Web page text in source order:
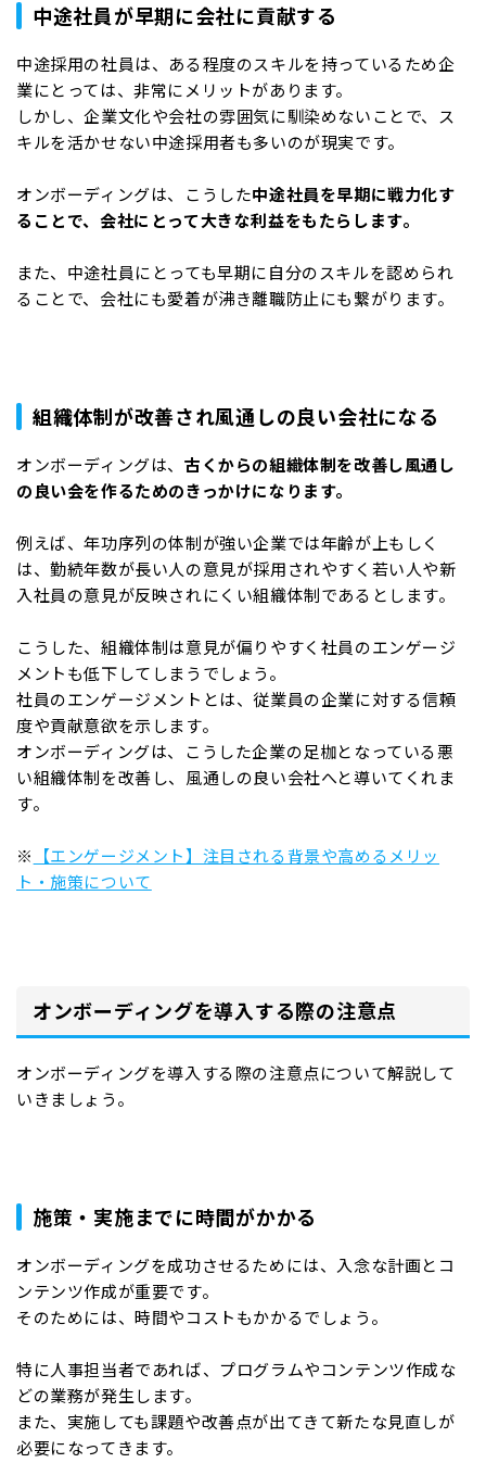
中途社員が早期に会社に貢献する
中途採用の社員は、ある程度のスキルを持っているため企
業にとっては、非常にメリットがあります。
しかし、企業文化や会社の雰囲気に馴染めないことで、ス
キルを活かせない中途採用者も多いのが現実です。
オンボーディングは、こうした中途社員を早期に戦力化す
ることで、会社にとって大きな利益をもたらします。
また、中途社員にとっても早期に自分のスキルを認められ
ることで、会社にも愛着が沸き離職防止にも繋がります。
組織体制が改善され風通しの良い会社になる
オンボーディングは、 古くからの組織体制を改善し風通し
の良い会を作るためのきっかけになります。
例えば、年功序列の体制が強い企業では年齢が上もしく
は、勤続年数が長い人の意見が採用されやすく若い人や新
入社員の意見が反映されにくい組織体制であるとします。
こうした、組織体制は意見が偏りやすく社員のエンゲージ
メントも低下してしまうでしょう。
社員のエンゲージメントとは、従業員の企業に対する信頼
度や貢献意欲を示します。
オンボーディングは、こうした企業の足枷となっている悪
い組織体制を改善し、風通しの良い会社へと導いてくれま
す。
※
【エンゲージメント】注目される背景や高めるメリッ
ト・施策について
オンボーディングを導入する際の注意点
オンボーディングを導入する際の注意点について解説して
いきましょう。
施策・実施までに時間がかかる
オンボーディングを成功させるためには、入念な計画とコ
ンテンツ作成が重要です。
そのためには、時間やコストもかかるでしょう。
特に人事担当者であれば、プログラムやコンテンツ作成な
どの業務が発生します。
また、実施しても課題や改善点が出てきて新たな見直しが
必要になってきます。